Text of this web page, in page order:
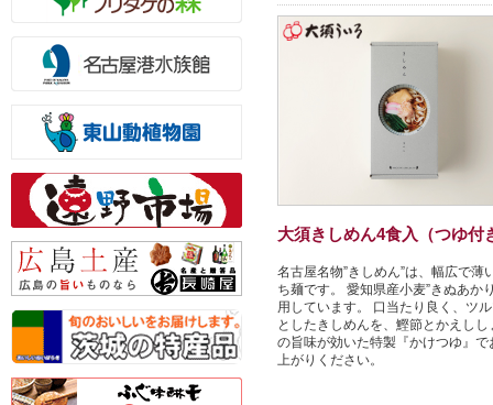
大須きしめん4食入（つゆ付
名古屋名物”きしめん”は、幅広で薄
ち麺です。 愛知県産小麦”きぬあか
用しています。 口当たり良く、ツ
としたきしめんを、鰹節とかえしし
の旨味が効いた特製『かけつゆ』で
上がりください。